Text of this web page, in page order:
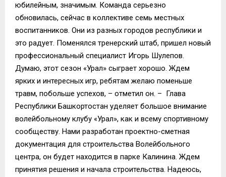
юбилейным, значимым. Команда серьезно
обновилась, сейчас в коллективе семь местных
воспитанников. Они из разных городов республики и
это радует. Поменялся тренерский штаб, пришел новый
профессиональный специалист Игорь Шулепов.
Думаю, этот сезон «Урал» сыграет хорошо. Ждем
ярких и интересных игр, ребятам желаю поменьше
травм, побольше успехов, – отметил он. – Глава
Республики Башкортостан уделяет большое внимание
волейбольному клубу «Урал», как и всему спортивному
сообществу. Нами разработан проектно-сметная
документация для строительства Волейбольного
центра, он будет находится в парке Калинина. Ждем
принятия решения и начала строительства. Надеюсь,